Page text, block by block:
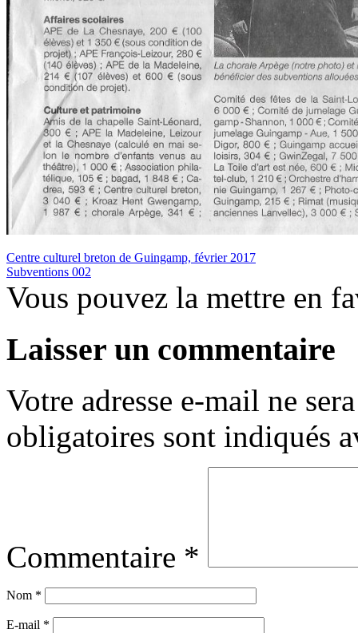
Centre culturel breton de Guingamp, février 2017
Subventions 002
Vous pouvez la mettre en
Laisser un commentaire
Votre adresse e-mail ne
obligatoires sont indiqués
Commentaire *
Nom *
E-mail *